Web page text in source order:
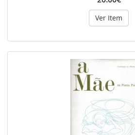
Ver Item